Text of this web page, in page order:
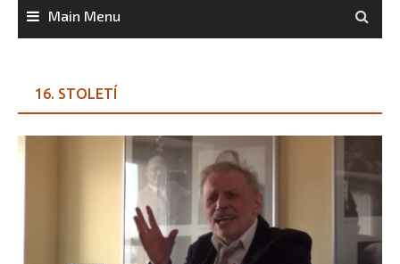
Main Menu
16. STOLETÍ